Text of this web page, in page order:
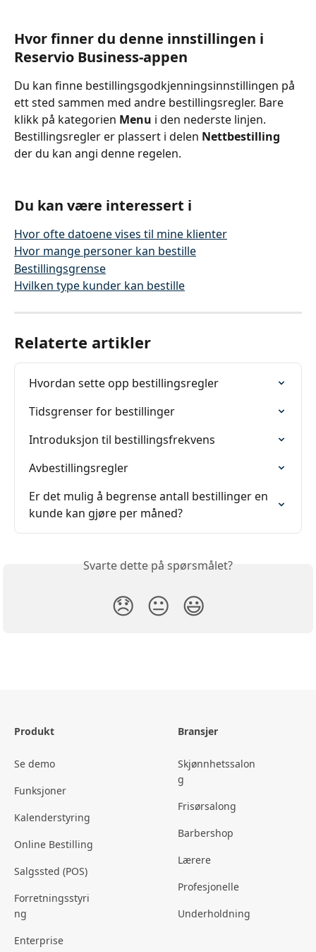
Hvor finner du denne innstillingen i
Reservio Business-appen
Du kan finne bestillingsgodkjenningsinnstillingen på
ett sted sammen med andre bestillingsregler. Bare
klikk på kategorien Menu i den nederste linjen.
Bestillingsregler er plassert i delen Nettbestilling
der du kan angi denne regelen.
Du kan være interessert i
Hvor ofte datoene vises til mine klienter
Hvor mange personer kan bestille
Bestillingsgrense
Hvilken type kunder kan bestille
Relaterte artikler
Hvordan sette opp bestillingsregler
Tidsgrenser for bestillinger
Introduksjon til bestillingsfrekvens
Avbestillingsregler
Er det mulig å begrense antall bestillinger en
kunde kan gjøre per måned?
Svarte dette på spørsmålet?
😞 😐 😃
Produkt
Se demo
Funksjoner
Kalenderstyring
Online Bestilling
Salgssted (POS)
Forretningsstyri
ng
Enterprise
Bransjer
Skjønnhetssalon
g
Frisørsalong
Barbershop
Lærere
Profesjonelle
Underholdning